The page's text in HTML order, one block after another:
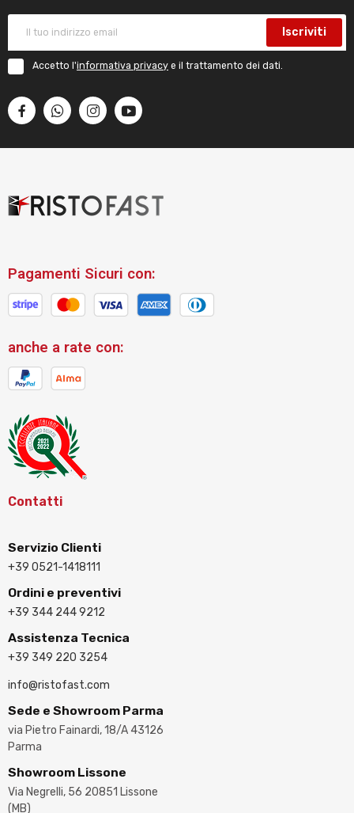
Iscriviti
Accetto l'informativa privacy e il trattamento dei dati.
Pagamenti Sicuri con:
anche a rate con:
Contatti
Servizio Clienti
+39 0521-1418111
Ordini e preventivi
+39 344 244 9212
Assistenza Tecnica
+39 349 220 3254
info@ristofast.com
Sede e Showroom Parma
via Pietro Fainardi, 18/A 43126
Parma
Showroom Lissone
Via Negrelli, 56 20851 Lissone
(MB)